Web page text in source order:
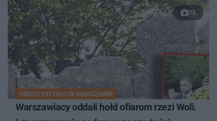
75
UROCZYSTOŚCI W WARSZAWIE
Warszawiacy oddali hołd ofiarom rzezi Woli.